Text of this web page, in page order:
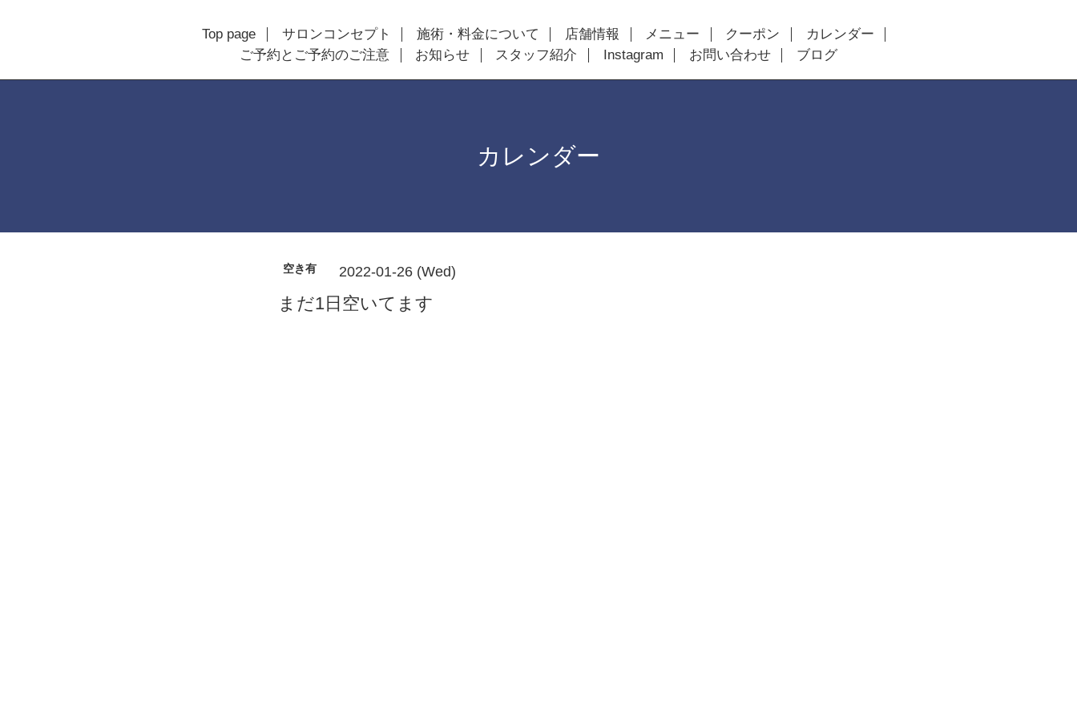
Top page サロンコンセプト 施術・料金について 店舗情報 メニュー クーポン
カレンダー
ご予約とご予約のご注意
お知らせ スタッフ紹介 Instagram お問い合わせ ブログ
カレンダー
空き有 2022-01-26 (Wed)
まだ1日空いてます